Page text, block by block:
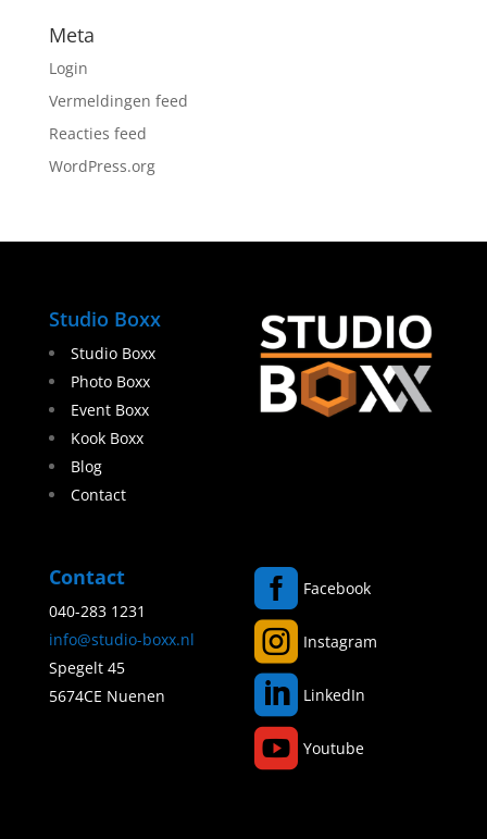
Meta
Login
Vermeldingen feed
Reacties feed
WordPress.org
Studio Boxx
Studio Boxx
Photo Boxx
Event Boxx
Kook Boxx
Blog
Contact
Contact
040-283 1231
info@studio-boxx.nl
Spegelt 45
5674CE Nuenen
 Facebook
 Instagram
 LinkedIn
 Youtube